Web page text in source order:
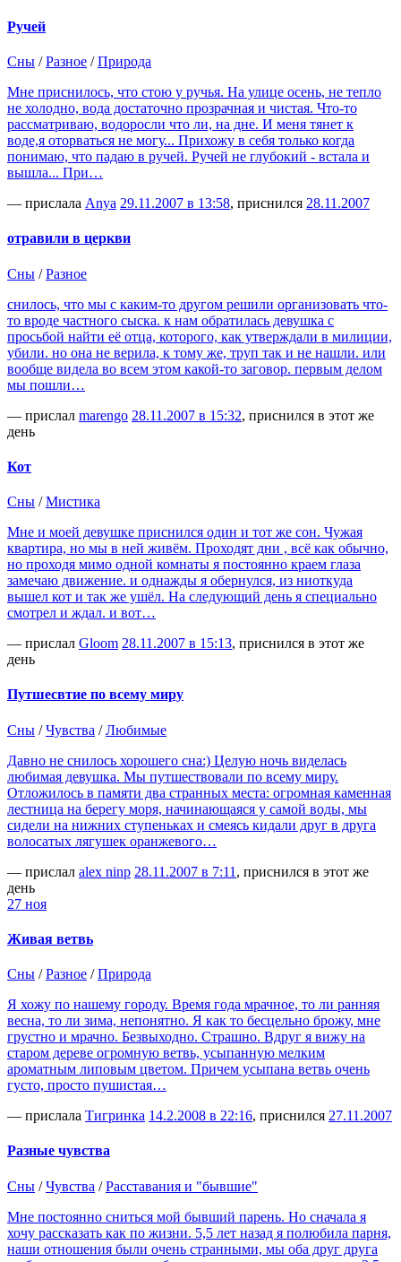
Ручей
Сны /Разное /Природа
Мне приснилось, что стою у ручья. На улице осень, не тепло
не холодно, вода достаточно прозрачная и чистая. Что-то
рассматриваю, водоросли что ли, на дне. И меня тянет к
воде,я оторваться не могу... Прихожу в себя только когда
понимаю, что падаю в ручей. Ручей не глубокий - встала и
вышла... При…
— прислала Anya 29.11.2007 в 13:58, приснился 28.11.2007
отравили в церкви
Сны /Разное
снилось, что мы с каким-то другом решили организовать что-
то вроде частного сыска. к нам обратилась девушка с
просьбой найти её отца, которого, как утверждали в милиции,
убили. но она не верила, к тому же, труп так и не нашли. или
вообще видела во всем этом какой-то заговор. первым делом
мы пошли…
— прислал marengo 28.11.2007 в 15:32, приснился в этот же
день
Кот
Сны /Мистика
Мне и моей девушке приснился один и тот же сон. Чужая
квартира, но мы в ней живём. Проходят дни , всё как обычно,
но проходя мимо одной комнаты я постоянно краем глаза
замечаю движение. и однажды я обернулся, из ниоткуда
вышел кот и так же ушёл. На следующий день я специально
смотрел и ждал. и вот…
— прислал Gloom 28.11.2007 в 15:13, приснился в этот же
день
Путшесвтие по всему миру
Сны /Чувства /Любимые
Давно не снилось хорошего сна:) Целую ночь виделась
любимая девушка. Мы путшествовали по всему миру.
Отложилось в памяти два странных места: огромная каменная
лестница на берегу моря, начинающаяся у самой воды, мы
сидели на нижних ступеньках и смеясь кидали друг в друга
волосатых лягушек оранжевого…
— прислал alex ninp 28.11.2007 в 7:11 , приснился в этот же
день
27 ноя
Живая ветвь
Сны /Разное /Природа
Я хожу по нашему городу. Время года мрачное, то ли ранняя
весна, то ли зима, непонятно. Я как то бесцельно брожу, мне
грустно и мрачно. Безвыходно. Страшно. Вдруг я вижу на
старом дереве огромную ветвь, усыпанную мелким
ароматным липовым цветом. Причем усыпана ветвь очень
густо, просто пушистая…
— прислала Тигринка 14.2.2008 в 22:16, приснился 27.11.2007
Разные чувства
Сны /Чувства /Расставания и "бывшие"
Мне постоянно сниться мой бывший парень. Но сначала я
хочу рассказать как по жизни. 5,5 лет назад я полюбила парня,
наши отношения были очень странными, мы оба друг друга